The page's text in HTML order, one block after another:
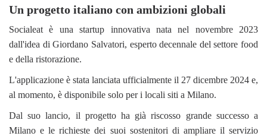
Un progetto italiano con ambizioni globali
Socialeat è una startup innovativa nata nel novembre 2023
dall'idea di Giordano Salvatori, esperto decennale del settore food
e della ristorazione.
L'applicazione è stata lanciata ufficialmente il 27 dicembre 2024 e,
al momento, è disponibile solo per i locali siti a Milano.
Dal suo lancio, il progetto ha già riscosso grande successo a
Milano e le richieste dei suoi sostenitori di ampliare il servizio